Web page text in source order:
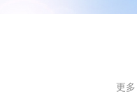
更多